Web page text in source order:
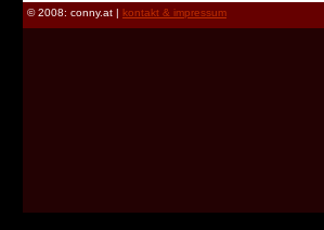
© 2008: conny.at | kontakt & impressum